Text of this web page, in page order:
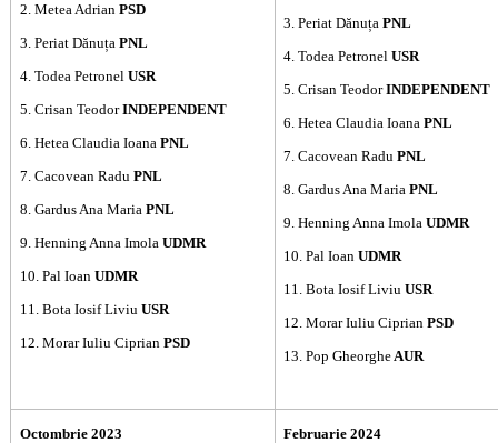
2. Metea Adrian PSD
3. Periat Dănuța PNL
4. Todea PetronelUSR
5. Crisan TeodorINDEPENDENT
6. Hetea Claudia Ioana PNL
7. Cacovean Radu PNL
8. Gardus Ana Maria PNL
9. Henning Anna Imola UDMR
10. Pal IoanUDMR
11. Bota Iosif Liviu USR
12. Morar Iuliu CiprianPSD
3. Periat DănuțaPNL
4. Todea Petronel USR
5. Crisan TeodorINDEPENDENT
6. Hetea Claudia IoanaPNL
7. Cacovean RaduPNL
8. Gardus Ana MariaPNL
9. Henning Anna ImolaUDMR
10. Pal Ioan UDMR
11. Bota Iosif LiviuUSR
12. Morar Iuliu Ciprian PSD
13. Pop GheorgheAUR
Octombrie 2023 Februarie 2024